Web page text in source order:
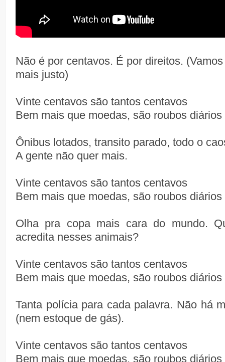
Não é por centavos. É por direitos.
mais justo)
Vinte centavos são tantos centavos
Bem mais que moedas, são roubos
Ônibus lotados, transito parado, todo o
A gente não quer mais.
Vinte centavos são tantos centavos
Bem mais que moedas, são roubos
Olha pra copa mais cara do mundo.
acredita nesses animais?
Vinte centavos são tantos centavos
Bem mais que moedas, são roubos
Tanta polícia para cada palavra. Não há
(nem estoque de gás).
Vinte centavos são tantos centavos
Bem mais que moedas, são roubos